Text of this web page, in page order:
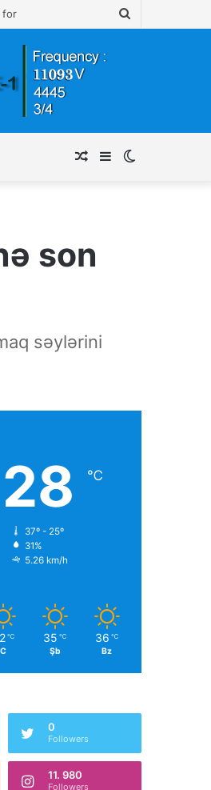
Sidebar
Random
son
səylərini
28 ℃
37º - 25º
31%
5.26 km/h
℃
C
35 ℃
Şb
36 ℃
Bz
0
Followers
11. 980
Followers